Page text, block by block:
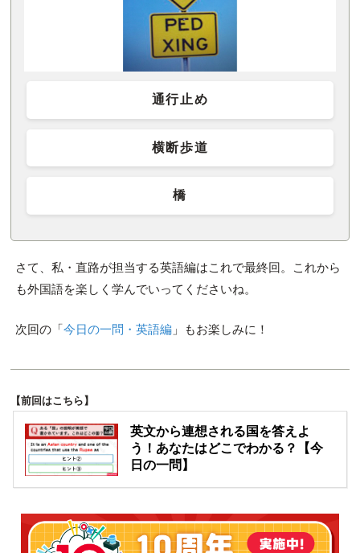
通行止め
横断歩道
橋
さて、私・直路が担当する英語編はこれで最終回。これから
も外国語を楽しく学んでいってくださいね。
次回の「今日の一問・英語編」もお楽しみに！
【前回はこちら】
英文から連想される国を答えよ
う！あなたはどこでわかる？【今
日の一問】